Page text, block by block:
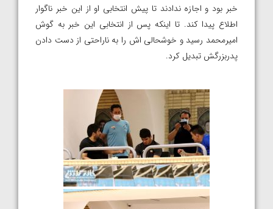
خبر بود و ‌اجازه ندادند تا پیش انتخابی او از این خبر ناگوار
اطلاع پیدا کند. تا اینکه پس از انتخابی این خبر به گوش
امیرمحمد رسید و خوشحالی اش را به ناراحتی از دست دادن
پدربزرگش تبدیل کرد.